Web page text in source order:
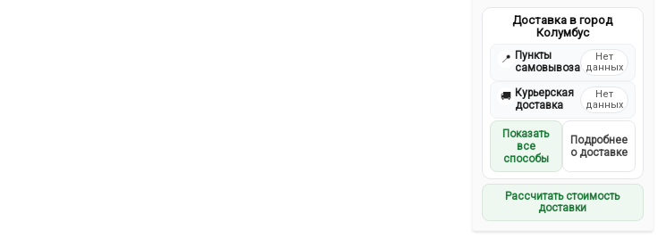
Доставка в город
Колумбус
📍 Пункты
самовывоза
Нет
данных
🚚 Курьерская
доставка
Нет
данных
Показать
все
способы
Подробнее
о доставке
Рассчитать стоимость
доставки